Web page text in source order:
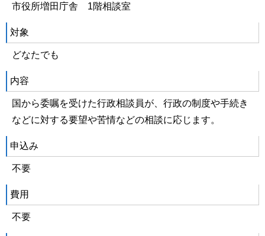
市役所増田庁舎 1階相談室
対象
どなたでも
内容
国から委嘱を受けた行政相談員が、行政の制度や手続き
などに対する要望や苦情などの相談に応じます。
申込み
不要
費用
不要